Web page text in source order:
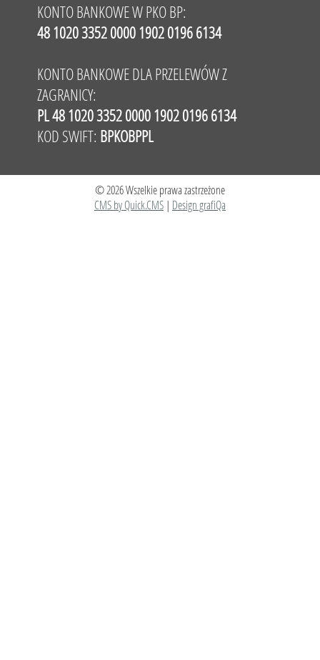
KONTO BANKOWE W PKO BP:
48 1020 3352 0000 1902 0196 6134
KONTO BANKOWE DLA PRZELEWÓW Z
ZAGRANICY:
PL 48 1020 3352 0000 1902 0196 6134
KOD SWIFT: BPKOBPPL
© 2026 Wszelkie prawa zastrzeżone
CMS by Quick.CMS | Design grafiQa